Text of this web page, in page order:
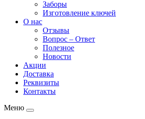
Заборы
Изготовление ключей
О нас
Отзывы
Вопрос – Ответ
Полезное
Новости
Акции
Доставка
Реквизиты
Контакты
Меню